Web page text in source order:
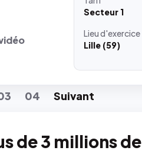
Secteur 1
Lieud'exercice
Lille (59)
04 Suivant
de 3 millions